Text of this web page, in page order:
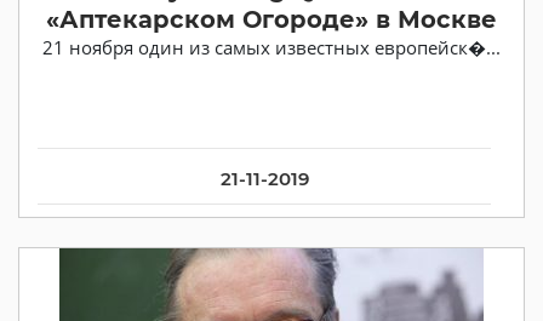
21-11-2019
«Аптекарском Огороде» в Москве
21 ноября один из самых известных европейск�...